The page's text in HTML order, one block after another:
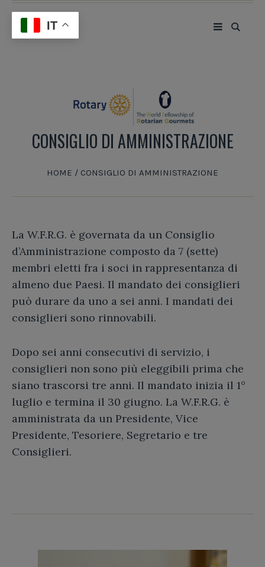
CONSIGLIO DI AMMINISTRAZIONE
HOME / CONSIGLIO DI AMMINISTRAZIONE
La W.F.R.G. è governata da un Consiglio
d’Amministrazione composto da 7 (sette)
membri eletti fra i soci in rappresentanza di
almeno due Paesi. Il mandato dei consiglieri
può durare da uno a sei anni. I mandati dei
consiglieri sono rinnovabili.
Dopo sei anni consecutivi di servizio, i
consiglieri non sono più eleggibili prima che
siano trascorsi tre anni. Il mandato inizia il 1°
luglio e termina il 30 giugno. La W.F.R.G. è
amministrata da un Presidente, Vice
Presidente, Tesoriere, Segretario e tre
Consiglieri.
IT